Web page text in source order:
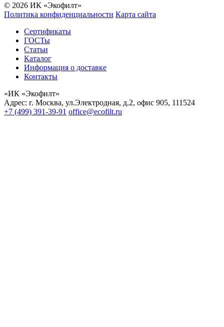
© 2026 ИК «Экофилт»
Политика конфиденциальности Карта сайта
Сертификаты
ГОСТы
Статьи
Каталог
Информация о доставке
Контакты
«ИК «Экофилт»
Адрес: г. Москва, ул.Электродная, д.2, офис 905, 111524
+7 (499) 391-39-91 office@ecofilt.ru